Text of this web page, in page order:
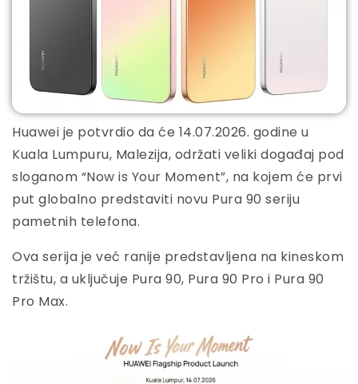
Huawei je potvrdio da će 14.07.2026. godine u
Kuala Lumpuru, Malezija, održati veliki događaj pod
sloganom “Now is Your Moment”, na kojem će prvi
put globalno predstaviti novu Pura 90 seriju
pametnih telefona.
Ova serija je već ranije predstavljena na kineskom
tržištu, a uključuje Pura 90, Pura 90 Pro i Pura 90
Pro Max.